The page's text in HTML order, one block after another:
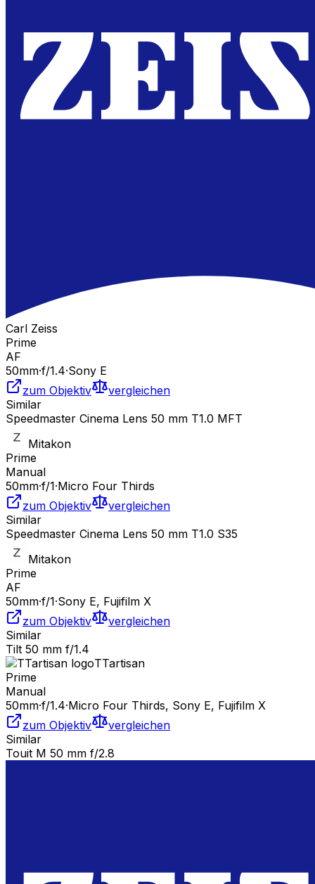
Carl Zeiss
Prime
AF
50mm·f/1.4·Sony E
zum Objektiv
vergleichen
Similar
Speedmaster Cinema Lens 50 mm T1.0 MFT
Mitakon
Prime
Manual
50mm·f/1·Micro Four Thirds
zum Objektiv
vergleichen
Similar
Speedmaster Cinema Lens 50 mm T1.0 S35
Mitakon
Prime
AF
50mm·f/1·Sony E, Fujifilm X
zum Objektiv
vergleichen
Similar
Tilt 50 mm f/1.4
TTartisan
Prime
Manual
50mm·f/1.4·Micro Four Thirds, Sony E, Fujifilm X
zum Objektiv
vergleichen
Similar
Touit M 50 mm f/2.8